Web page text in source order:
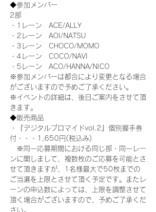
◆参加メンバー
2部
・1レーン　ACE/ALLY
・2レーン　AOI/NATSU
・3レーン　CHOCO/MOMO
・4レーン　COCO/NAVI
・5レーン　ACO/HANNA/NICO
※参加メンバーは都合により変更となる場合
がございますので予めご了承ください。
※イベントの詳細は、後日ご案内をさせて頂
きます。
◆販売商品
・『デジタルブロマイドvol.2』個別握手券
付・・・1,650円(税込み)
※同一応募期間における同じ部・同一レー
ンに関しまして、複数枚のご応募を可能とさ
せて頂きますが、1名様最大で50枚までの
ご当選を上限とさせて頂く予定です。またレ
ーンの申込数によっては、上限を調整させて
頂く場合がございますので、予めご了承くだ
さい。